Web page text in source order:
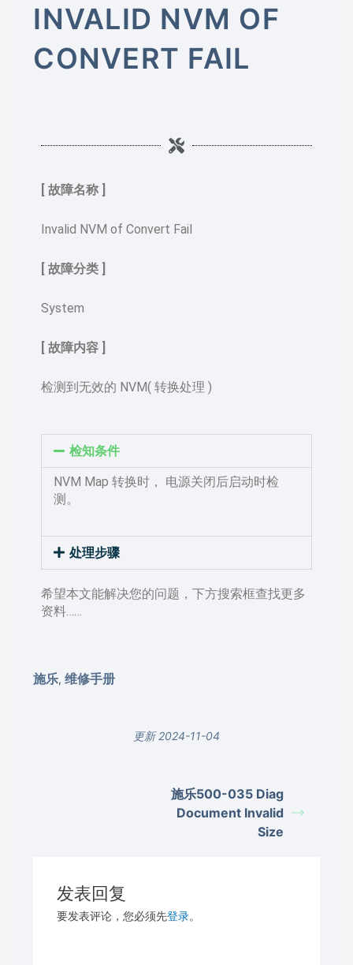
INVALID NVM OF
CONVERT FAIL
[ 故障名称 ]
Invalid NVM of Convert Fail
[ 故障分类 ]
System
[ 故障内容 ]
检测到无效的 NVM( 转换处理 )
检知条件
NVM Map 转换时， 电源关闭后启动时检
测。
处理步骤
希望本文能解决您的问题，下方搜索框查找更多
资料……
施乐,维修手册
更新 2024-11-04
施乐500-035 Diag
Document Invalid
Size
发表回复
要发表评论，您必须先登录。